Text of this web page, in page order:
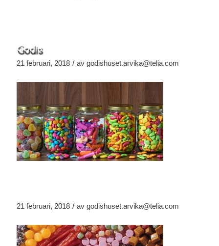
Godis
21 februari, 2018 / av godishuset.arvika@telia.com
21 februari, 2018 / av godishuset.arvika@telia.com